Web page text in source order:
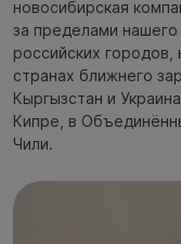
новосибирская
за пределами
российских
странах ближнего
Кыргызстан и
Кипре, в
Чили.